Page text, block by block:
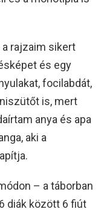
rajzaim sikert
és egy
focilabdát,
is, mert
anya és apa
aki a
– a táborban
diák között 6 fiút